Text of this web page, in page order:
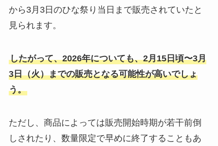
から3月3日のひな祭り当日まで販売されていたと
見られます。
したがって、2026年についても、2月15日頃〜3月
3日（火）までの販売となる可能性が高いでしょ
う。
ただし、商品によっては販売開始時期が若干前倒
しされたり、数量限定で早めに終了することもあ